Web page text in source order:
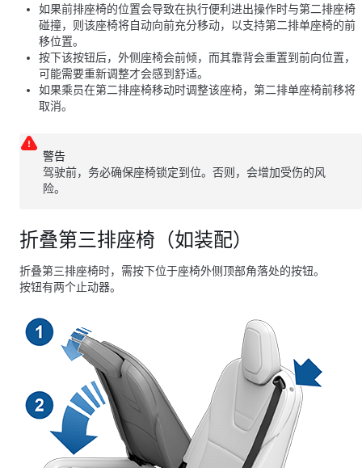
如果前排座椅的位置会导致在执行便利进出操作时与第二排座椅
碰撞，则该座椅将自动向前充分移动，以支持第二排单座椅的前
移位置。
按下该按钮后，外侧座椅会前倾，而其靠背会重置到前向位置，
可能需要重新调整才会感到舒适。
如果乘员在第二排座椅移动时调整该座椅，第二排单座椅前移将
取消。
警告
驾驶前，务必确保座椅锁定到位。否则，会增加受伤的风
险。
折叠第三排座椅（如装配）
折叠第三排座椅时，需按下位于座椅外侧顶部角落处的按钮。
按钮有两个止动器。